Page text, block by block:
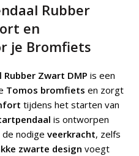
Rubber
en
je Bromfiets
Zwart DMP is een
Tomos bromfiets en zorgt
tijdens het starten van
is ontworpen
nodige veerkracht, zelfs
zwarte design voegt